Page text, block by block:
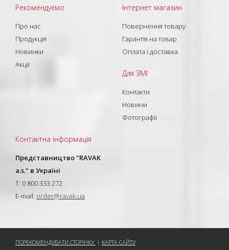
Рекомендуємо
Про нас
Продукція
Новинки
Акції
Інтернет магазин
Повернення товару
Гарантія на товар
Оплата і доставка
Для ЗМІ
Контакти
Новини
Фотографії
Контактна інформація
Представництво "RAVAK
a.s." в Україні
T: 0 800 333 272
E-mail: order@ravak.ua
ПОРЕКОМЕНДУВАТИ СТОРІНКУ | КАРТА САЙТУ